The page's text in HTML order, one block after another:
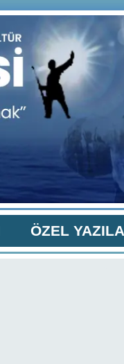
ÖZEL